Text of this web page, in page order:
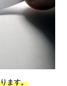
ます。